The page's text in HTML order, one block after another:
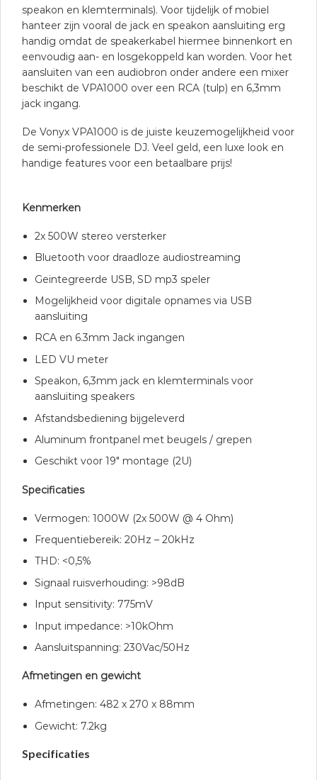
speakon en klemterminals). Voor tijdelijk of mobiel
hanteer zijn vooral de jack en speakon aansluiting erg
handig omdat de speakerkabel hiermee binnenkort en
eenvoudig aan- en losgekoppeld kan worden. Voor het
aansluiten van een audiobron onder andere een mixer
beschikt de VPA1000 over een RCA (tulp) en 6,3mm
jack ingang.
De Vonyx VPA1000 is de juiste keuzemogelijkheid voor
de semi-professionele DJ. Veel geld, een luxe look en
handige features voor een betaalbare prijs!
Kenmerken
2x 500W stereo versterker
Bluetooth voor draadloze audiostreaming
Geintegreerde USB, SD mp3 speler
Mogelijkheid voor digitale opnames via USB
aansluiting
RCA en 6.3mm Jack ingangen
LED VU meter
Speakon, 6,3mm jack en klemterminals voor
aansluiting speakers
Afstandsbediening bijgeleverd
Aluminum frontpanel met beugels / grepen
Geschikt voor 19″ montage (2U)
Specificaties
Vermogen: 1000W (2x 500W @ 4 Ohm)
Frequentiebereik: 20Hz – 20kHz
THD: <0,5%
Signaal ruisverhouding: >98dB
Input sensitivity: 775mV
Input impedance: >10kOhm
Aansluitspanning: 230Vac/50Hz
Afmetingen en gewicht
Afmetingen: 482 x 270 x 88mm
Gewicht: 7.2kg
Specificaties